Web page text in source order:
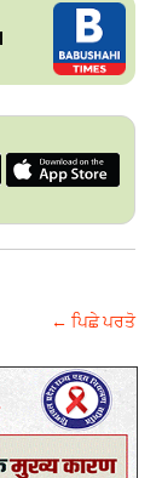
← ਪਿਛੇ ਪਰਤੋ